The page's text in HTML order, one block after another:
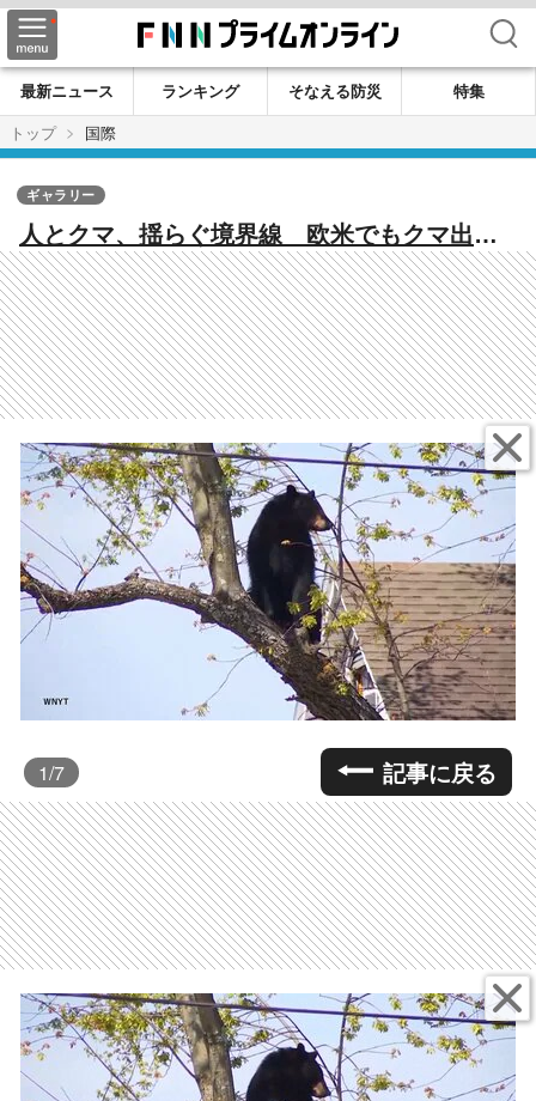
検索
最新ニュース ランキング そなえる防災
特集
トップ
国際
人とクマ、揺らぐ境界線 欧米でもクマ出没
増加 理念としての「共生」と「現実の安全
確保」に隔たり
ギャラリー
1/7 記事に戻る